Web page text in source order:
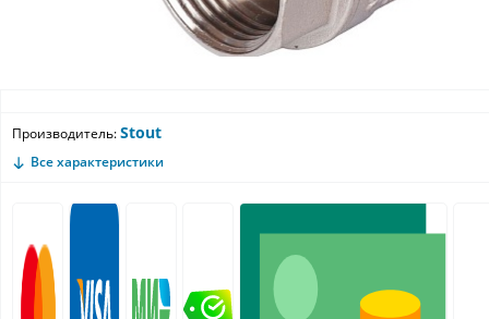
Производитель:Stout
Все характеристики